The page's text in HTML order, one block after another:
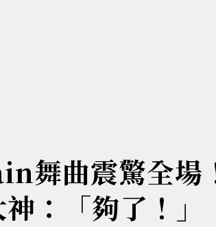
舞曲震驚全
：「夠了！」